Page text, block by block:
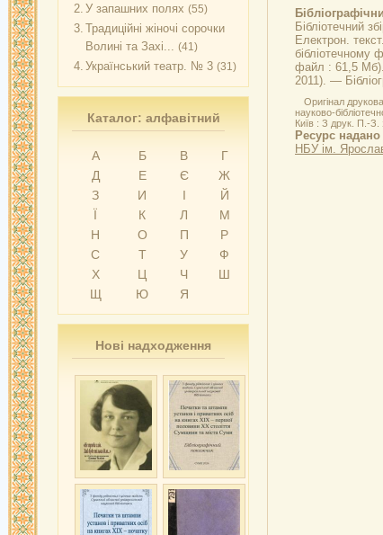
2. У запашних полях (55)
3. Традиційні жіночі сорочки
Волині та Захі... (41)
4. Український театр. № 3 (31)
Каталог: алфавітний
А Б В
Г
Д
Е Є
Ж
З
И І
Й
Ї
К Л
М
Н
О П
Р
С
Т У
Ф
Х
Ц Ч
Ш
Щ
Ю Я
Нові надходження
Бібліотечний
Електрон.
бібліотечному
файл : 61,5
2011). —
Оригінал
науково-
Київ : З друк. П.-З.
Ресурс надано
НБУ ім.